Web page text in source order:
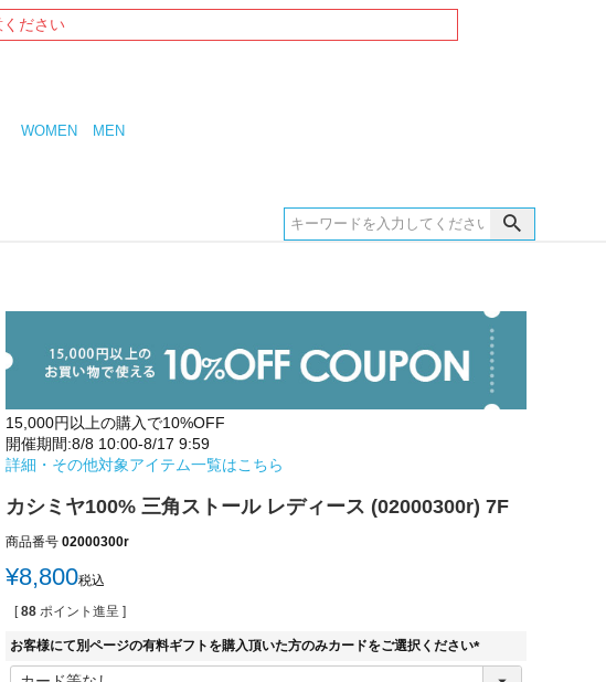
ださい
WOMEN MEN
15,000円以上の購入で10%OFF
開催期間:8/8 10:00-8/17 9:59
詳細・その他対象アイテム一覧はこちら
カシミヤ100% 三角ストール レディース (02000300r) 7F
商品番号 02000300r
¥8,800税込
[ 88 ポイント進呈 ]
お客様にて別ページの有料ギフトを購入頂いた方のみカードをご選択ください
(